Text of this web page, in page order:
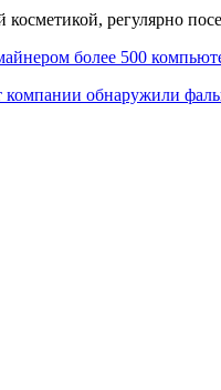
косметикой, регулярно
более 500
компании обнаружили